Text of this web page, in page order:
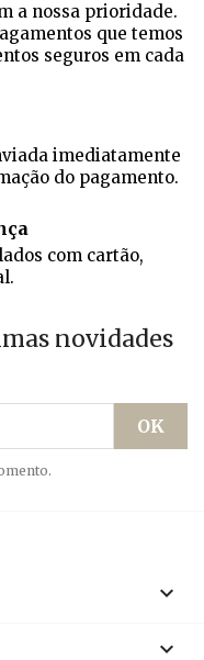
a nossa prioridade.
que temos
seguros em cada
imediatamente
do pagamento.
com cartão,
novidades

